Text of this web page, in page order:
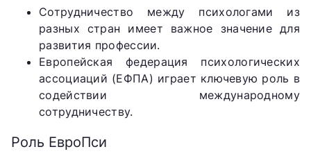
Сотрудничество между психологами из
разных стран имеет важное значение для
развития профессии.
Европейская федерация психологических
ассоциаций (ЕФПА) играет ключевую роль в
содействии международному
сотрудничеству.
Роль ЕвроПси